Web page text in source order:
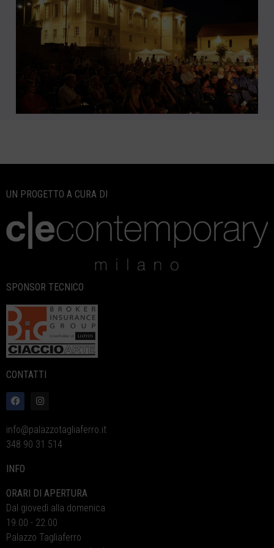
UN PROGETTO A CURA DI
SPONSOR TECNICO
CONTATTI
info@palazzotagliaferro.it
348 90 31 514
INFO
ORARI DI APERTURA
Dal giovedì alla domenica
19.00 - 22.00
Palazzo Tagliaferro